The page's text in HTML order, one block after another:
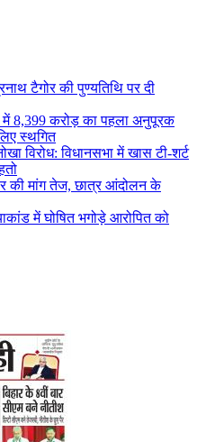
टैगोर की पुण्यतिथि पर दी
में 8,399 करोड़ का पहला अनुपूरक
स्थगित
विरोध: विधानसभा में खास टी-शर्ट
की मांग तेज, छात्र आंदोलन के
में घोषित भगोड़े आरोपित को